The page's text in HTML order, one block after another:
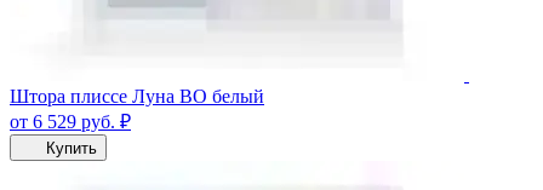
Штора плиссе Луна ВО белый
от 6 529 руб. ₽
Купить